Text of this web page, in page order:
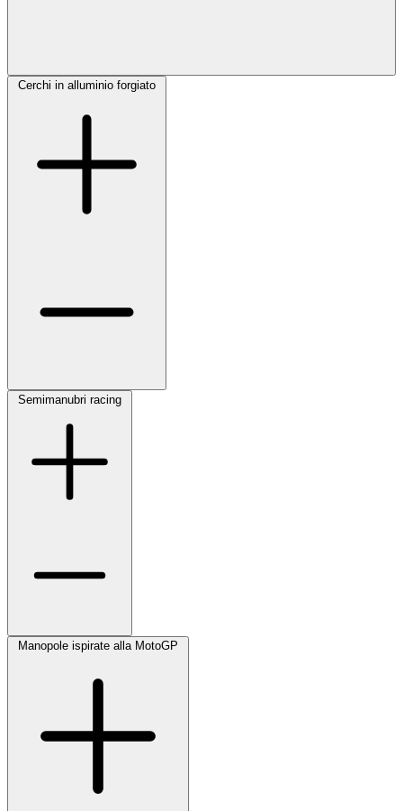
Cerchi in alluminio forgiato
Semimanubri racing
Manopole ispirate alla MotoGP